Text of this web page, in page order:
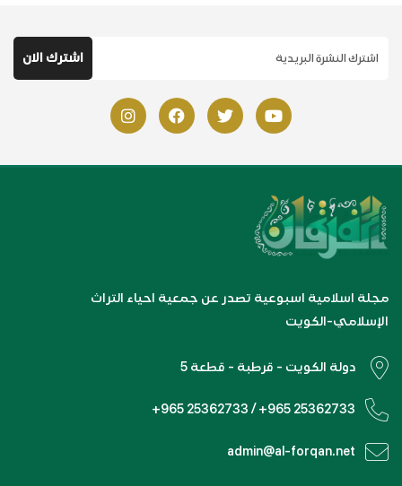
مجلة اسلامية اسبوعية تصدر عن جمعية احياء التراث
الإسلامي-الكويت
دولة الكويت - قرطبة - قطعة 5
+965 25362733 / +965 25362733
admin@al-forqan.net